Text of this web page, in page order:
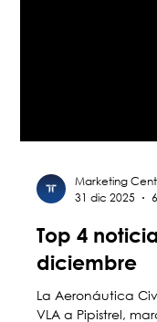
31 dic 2025
Top 4
diciembre